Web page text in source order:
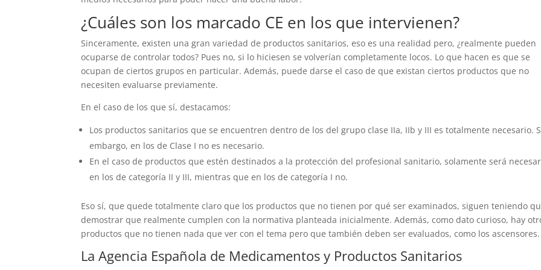
¿Cuáles son los marcado CE en los que intervienen?
Sinceramente, existen una gran variedad de productos sanitarios, eso es una realidad pero, ¿realmente pueden
ocuparse de controlar todos? Pues no, si lo hiciesen se volverían completamente locos. Lo que hacen es que se
ocupan de ciertos grupos en particular. Además, puede darse el caso de que existan ciertos productos que no
necesiten evaluarse previamente.
En el caso de los que sí, destacamos:
Los productos sanitarios que se encuentren dentro de los del grupo clase IIa, IIb y III es totalmente necesario.
embargo, en los de Clase I no es necesario.
En el caso de productos que estén destinados a la protección del profesional sanitario, solamente será
en los de categoría II y III, mientras que en los de categoría I no.
Eso sí, que quede totalmente claro que los productos que no tienen por qué ser examinados, siguen teniendo
demostrar que realmente cumplen con la normativa planteada inicialmente. Además, como dato curioso, hay
productos que no tienen nada que ver con el tema pero que también deben ser evaluados, como los ascensores.
La Agencia Española de Medicamentos y Productos Sanitarios